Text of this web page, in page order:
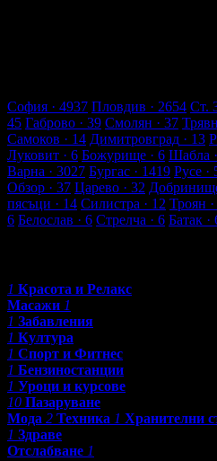
София · 4937 Пловдив · 2654 Ст.
45 Габрово · 39 Смолян · 37
Самоков · 14 Димитровград · 13
Луковит · 6 Божурище · 6 Шабла
Варна · 3027 Бургас · 1419 Русе ·
Обзор · 37 Царево · 32
пясъци · 14 Силистра · 12 Троян
6 Белослав · 6 Стрелча · 6 Батак ·
1 Красота и Релакс
Масажи 1
1 Забавления
1 Култура
1 Спорт и Фитнес
1 Бензиностанции
1 Уроци и курсове
10 Пазаруване
Мода 2 Техника 1 Хранителни
1 Здраве
Отслабване 1